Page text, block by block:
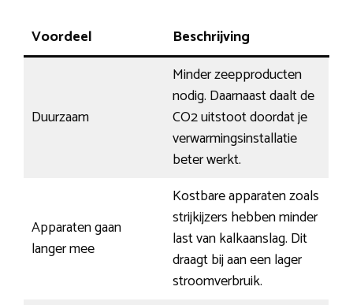
Voordeel Beschrijving
Duurzaam
Minder zeepproducten
nodig. Daarnaast daalt de
CO2 uitstoot doordat je
verwarmingsinstallatie
beter werkt.
Apparaten gaan
langer mee
Kostbare apparaten zoals
strijkijzers hebben minder
last van kalkaanslag. Dit
draagt bij aan een lager
stroomverbruik.